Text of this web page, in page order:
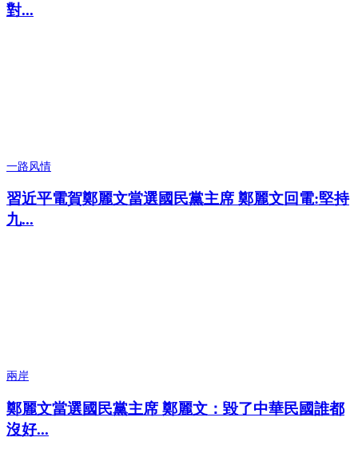
對...
一路风情
習近平電賀鄭麗文當選國民黨主席 鄭麗文回電:堅持
九...
兩岸
鄭麗文當選國民黨主席 鄭麗文：毀了中華民國誰都
沒好...